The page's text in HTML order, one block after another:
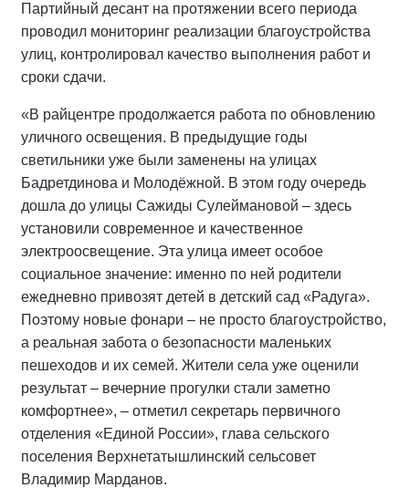
Партийный десант на протяжении всего периода
проводил мониторинг реализации благоустройства
улиц, контролировал качество выполнения работ и
сроки сдачи.
«В райцентре продолжается работа по обновлению
уличного освещения. В предыдущие годы
светильники уже были заменены на улицах
Бадретдинова и Молодёжной. В этом году очередь
дошла до улицы Сажиды Сулеймановой – здесь
установили современное и качественное
электроосвещение. Эта улица имеет особое
социальное значение: именно по ней родители
ежедневно привозят детей в детский сад «Радуга».
Поэтому новые фонари – не просто благоустройство,
а реальная забота о безопасности маленьких
пешеходов и их семей. Жители села уже оценили
результат – вечерние прогулки стали заметно
комфортнее», – отметил секретарь первичного
отделения «Единой России», глава сельского
поселения Верхнетатышлинский сельсовет
Владимир Марданов.